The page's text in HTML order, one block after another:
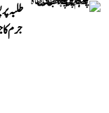
طلبہ
جرم